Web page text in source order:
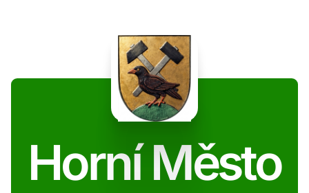
Horní Město